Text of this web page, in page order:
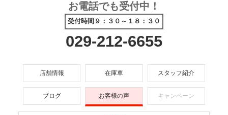
お電話でも受付中！
受付時間９：３０～１８：３０
029-212-6655
店舗情報 在庫車 スタッフ紹介
ブログ お客様の声 キャンペーン